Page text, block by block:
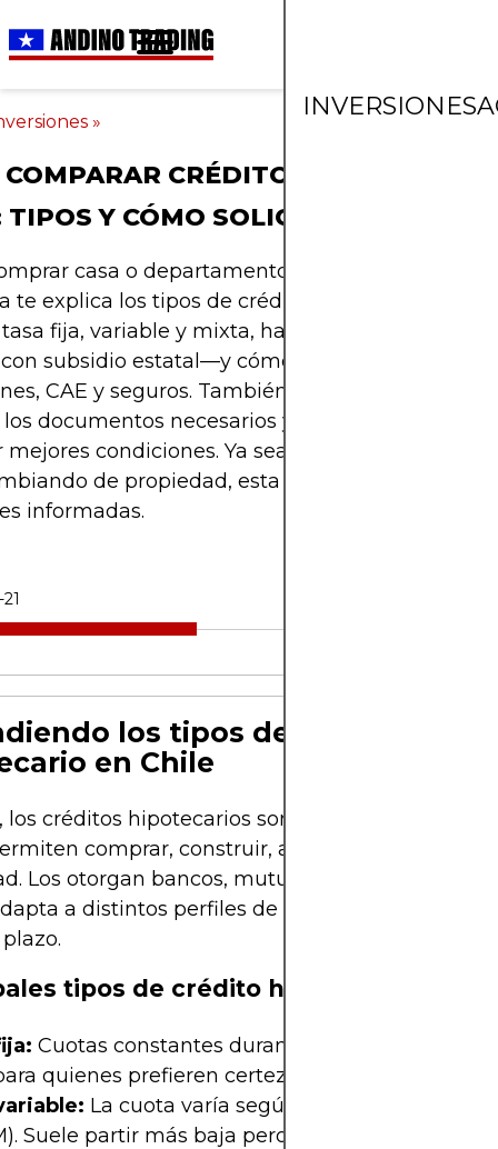
INVERSIONES
»
CRÉDITOS
Y CÓMO SOLICITAR
casa o departamento en Chile? Esta guía
te explica los tipos de créditos hipotecarios
fija, variable y mixta, hasta el leasing
subsidio estatal—y cómo comparar bancos,
CAE y seguros. También aprenderás los
los documentos necesarios y consejos prácticos
mejores condiciones. Ya seas comprador
de propiedad, esta info te ayudará a
informadas.
los tipos de crédito
en Chile
los créditos hipotecarios son instrumentos
comprar, construir, ampliar o refinanciar
Los otorgan bancos, mutuarias y cooperativas,
a distintos perfiles de ingreso, riesgo y
tipos de crédito hipotecario
Cuotas constantes durante todo el plazo del
quienes prefieren certeza.
La cuota varía según la tasa de
Suele partir más baja pero puede subir en el